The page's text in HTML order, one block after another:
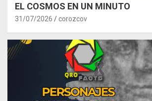
EL COSMOS EN UN MINUTO
31/07/2026 corozcov